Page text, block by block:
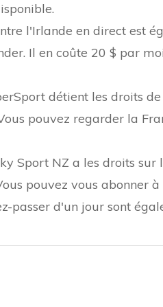
l'Irlande en direct est
Il en coûte 20 $ par
détient les droits
pouvez regarder la
Sport NZ a les droits
pouvez vous abonner
passer d'un jour sont